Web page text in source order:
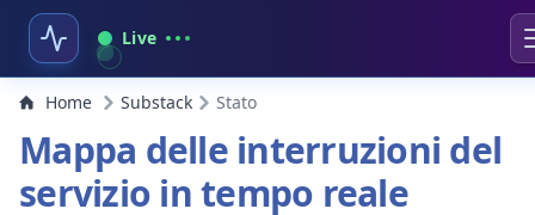
Live
Home Substack Stato
Mappa delle interruzioni del
servizio in tempo reale